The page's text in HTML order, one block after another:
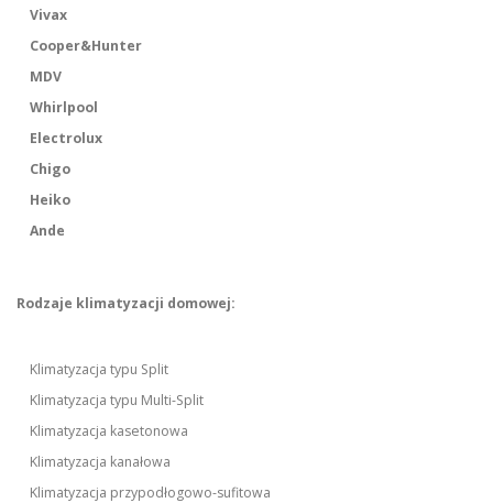
Vivax
Cooper&Hunter
MDV
Whirlpool
Electrolux
Chigo
Heiko
Ande
Rodzaje klimatyzacji domowej:
Klimatyzacja typu Split
Klimatyzacja typu Multi-Split
Klimatyzacja kasetonowa
Klimatyzacja kanałowa
Klimatyzacja przypodłogowo-sufitowa